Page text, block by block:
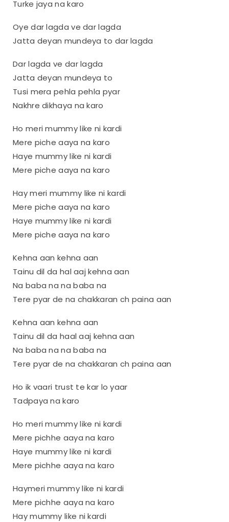
Turke jaya na karo
Oye dar lagda ve dar lagda
Jatta deyan mundeya to dar lagda
Dar lagda ve dar lagda
Jatta deyan mundeya to
Tusi mera pehla pehla pyar
Nakhre dikhaya na karo
Ho meri mummy like ni kardi
Mere piche aaya na karo
Haye mummy like ni kardi
Mere piche aaya na karo
Hay meri mummy like ni kardi
Mere piche aaya na karo
Haye mummy like ni kardi
Mere piche aaya na karo
Kehna aan kehna aan
Tainu dil da hal aaj kehna aan
Na baba na na baba na
Tere pyar de na chakkaran ch paina aan
Kehna aan kehna aan
Tainu dil da haal aaj kehna aan
Na baba na na baba na
Tere pyar de na chakkaran ch paina aan
Ho ik vaari trust te kar lo yaar
Tadpaya na karo
Ho meri mummy like ni kardi
Mere pichhe aaya na karo
Haye mummy like ni kardi
Mere pichhe aaya na karo
Haymeri mummy like ni kardi
Mere pichhe aaya na karo
Hay mummy like ni kardi